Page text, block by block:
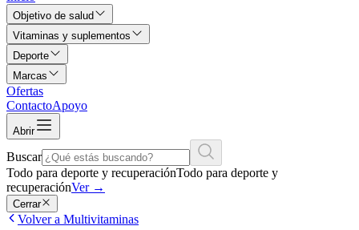
Objetivo de salud
Vitaminas y suplementos
Deporte
Marcas
Ofertas
ContactoApoyo
Abrir
Buscar
Todo para deporte y recuperaciónTodo para deporte y
recuperaciónVer →
Cerrar
Volver a Multivitaminas